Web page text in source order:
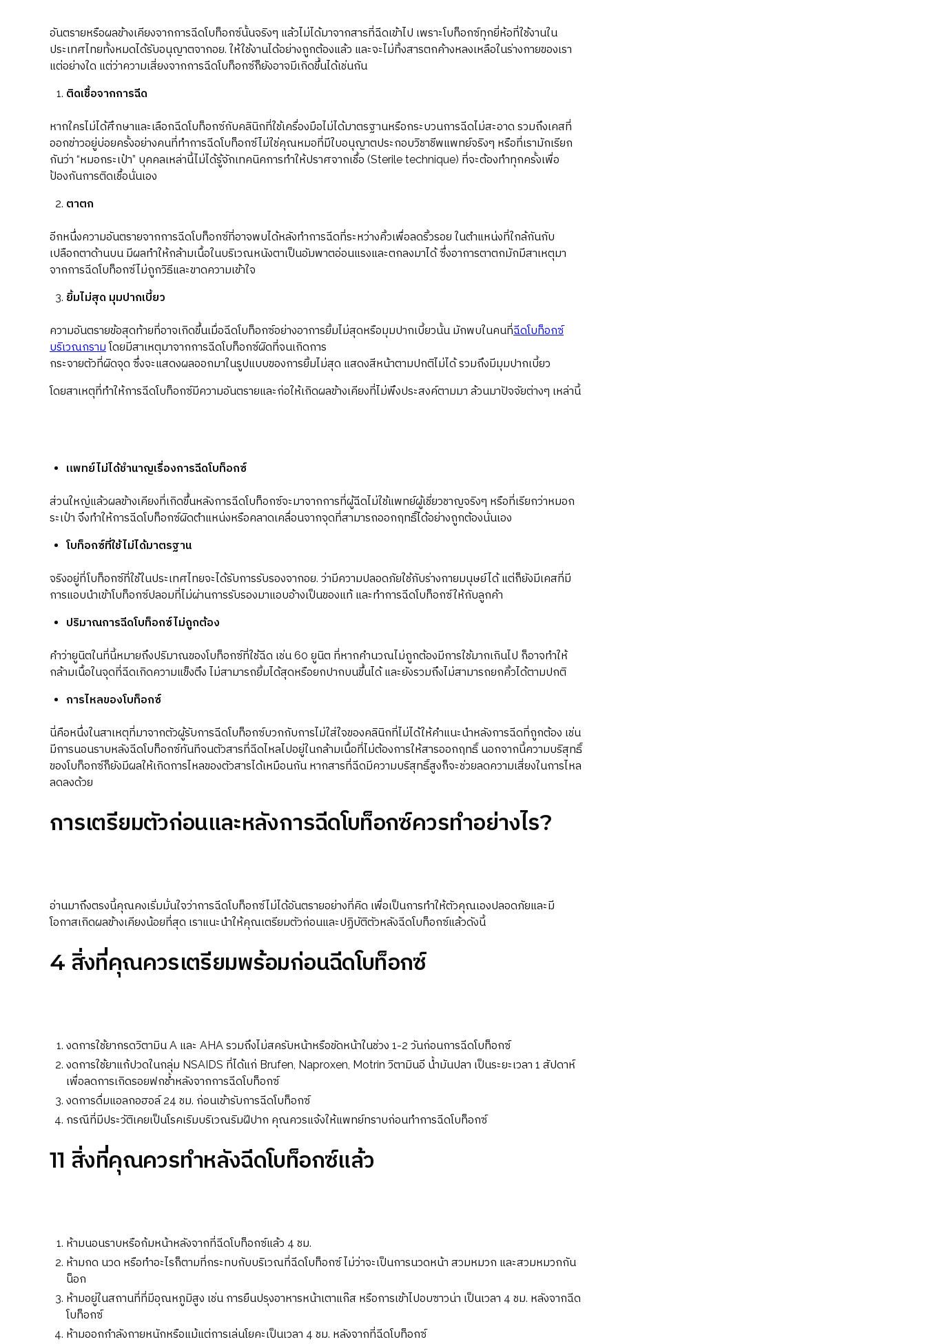
อันตรายหรือผลข้างเคียงจากการฉีดโบท็อกซ์นั้นจริงๆ แล้วไม่ได้มาจากสารที่ฉีดเข้าไป เพราะโบท็อกซ์ทุกยี่ห้อที่ใช้งานใน
ประเทศไทยทั้งหมดได้รับอนุญาตจากอย. ให้ใช้งานได้อย่างถูกต้องแล้ว และจะไม่ทิ้งสารตกค้างหลงเหลือในร่างกายของเรา
แต่อย่างใด แต่ว่าความเสี่ยงจากการฉีดโบท็อกซ์ก็ยังอาจมีเกิดขึ้นได้เช่นกัน
ติดเชื้อจากการฉีด
หากใครไม่ได้ศึกษาและเลือกฉีดโบท็อกซ์กับคลินิกที่ใช้เครื่องมือไม่ได้มาตรฐานหรือกระบวนการฉีดไม่สะอาด รวมถึงเคสที่
ออกข่าวอยู่บ่อยครั้งอย่างคนที่ทำการฉีดโบท็อกซ์ไม่ใช่คุณหมอที่มีใบอนุญาตประกอบวิชาชีพแพทย์จริงๆ หรือที่เรามักเรียก
กันว่า “หมอกระเป๋า” บุคคลเหล่านี้ไม่ได้รู้จักเทคนิคการทำให้ปราศจากเชื้อ (Sterile technique) ที่จะต้องทำทุกครั้งเพื่อ
ป้องกันการติดเชื้อนั่นเอง
ตาตก
อีกหนึ่งความอันตรายจากการฉีดโบท็อกซ์ที่อาจพบได้หลังทำการฉีดที่ระหว่างคิ้วเพื่อลดริ้วรอย ในตำแหน่งที่ใกล้กันกับ
เปลือกตาด้านบน มีผลทำให้กล้ามเนื้อในบริเวณหนังตาเป็นอัมพาตอ่อนแรงและตกลงมาได้ ซึ่งอาการตาตกมักมีสาเหตุมา
จากการฉีดโบท็อกซ์ไม่ถูกวิธีและขาดความเข้าใจ
ยิ้มไม่สุด มุมปากเบี้ยว
ความอันตรายข้อสุดท้ายที่อาจเกิดขึ้นเมื่อฉีดโบท็อกซ์อย่างอาการยิ้มไม่สุดหรือมุมปากเบี้ยวนั้น มักพบในคนที่ฉีดโบท็อกซ์
บริเวณกราม โดยมีสาเหตุมาจากการฉีดโบท็อกซ์ผิดที่จนเกิดการ
กระจายตัวที่ผิดจุด ซึ่งจะแสดงผลออกมาในรูปแบบของการยิ้มไม่สุด แสดงสีหน้าตามปกติไม่ได้ รวมถึงมีมุมปากเบี้ยว
โดยสาเหตุที่ทำให้การฉีดโบท็อกซ์มีความอันตรายและก่อให้เกิดผลข้างเคียงที่ไม่พึงประสงค์ตามมา ล้วนมาปัจจัยต่างๆ เหล่านี้
แพทย์ไม่ได้ชำนาญเรื่องการฉีดโบท็อกซ์
ส่วนใหญ่แล้วผลข้างเคียงที่เกิดขึ้นหลังการฉีดโบท็อกซ์จะมาจากการที่ผู้ฉีดไม่ใช้แพทย์ผู้เชี่ยวชาญจริงๆ หรือที่เรียกว่าหมอก
ระเป๋า จึงทำให้การฉีดโบท็อกซ์ผิดตำแหน่งหรือคลาดเคลื่อนจากจุดที่สามารถออกฤทธิ์ได้อย่างถูกต้องนั่นเอง
โบท็อกซ์ที่ใช้ไม่ได้มาตรฐาน
จริงอยู่ที่โบท็อกซ์ที่ใช้ในประเทศไทยจะได้รับการรับรองจากอย. ว่ามีความปลอดภัยใช้กับร่างกายมนุษย์ได้ แต่ก็ยังมีเคสที่มี
การแอบนำเข้าโบท็อกซ์ปลอมที่ไม่ผ่านการรับรองมาแอบอ้างเป็นของแท้ และทำการฉีดโบท็อกซ์ให้กับลูกค้า
ปริมาณการฉีดโบท็อกซ์ไม่ถูกต้อง
คำว่ายูนิตในที่นี้หมายถึงปริมาณของโบท็อกซ์ที่ใช้ฉีด เช่น 60 ยูนิต ที่หากคำนวณไม่ถูกต้องมีการใช้มากเกินไป ก็อาจทำให้
กล้ามเนื้อในจุดที่ฉีดเกิดความแข็งตึง ไม่สามารถยิ้มได้สุดหรือยกปากบนขึ้นได้ และยังรวมถึงไม่สามารถยกคิ้วได้ตามปกติ
การไหลของโบท็อกซ์
นี่คือหนึ่งในสาเหตุที่มาจากตัวผู้รับการฉีดโบท็อกซ์บวกกับการไม่ใส่ใจของคลินิกที่ไม่ได้ให้คำแนะนำหลังการฉีดที่ถูกต้อง เช่น
มีการนอนราบหลังฉีดโบท็อกซ์ทันทีจนตัวสารที่ฉีดไหลไปอยู่ในกล้ามเนื้อที่ไม่ต้องการให้สารออกฤทธิ์ นอกจากนี้ความบริสุทธิ์
ของโบท็อกซ์ก็ยังมีผลให้เกิดการไหลของตัวสารได้เหมือนกัน หากสารที่ฉีดมีความบริสุทธิ์สูงก็จะช่วยลดความเสี่ยงในการไหล
ลดลงด้วย
การเตรียมตัวก่อนและหลังการฉีดโบท็อกซ์ควรทำอย่างไร?
อ่านมาถึงตรงนี้คุณคงเริ่มมั่นใจว่าการฉีดโบท็อกซ์ไม่ได้อันตรายอย่างที่คิด เพื่อเป็นการทำให้ตัวคุณเองปลอดภัยและมี
โอกาสเกิดผลข้างเคียงน้อยที่สุด เราแนะนำให้คุณเตรียมตัวก่อนและปฏิบัติตัวหลังฉีดโบท็อกซ์แล้วดังนี้
4 สิ่งที่คุณควรเตรียมพร้อมก่อนฉีดโบท็อกซ์
งดการใช้ยากรดวิตามิน A และ AHA รวมถึงไม่สครับหน้าหรือขัดหน้าในช่วง 1-2 วันก่อนการฉีดโบท็อกซ์
งดการใช้ยาแก้ปวดในกลุ่ม NSAIDS ที่ได้แก่ Brufen, Naproxen, Motrin วิตามินอี น้ำมันปลา เป็นระยะเวลา 1 สัปดาห์
เพื่อลดการเกิดรอยฟกช้ำหลังจากการฉีดโบท็อกซ์
งดการดื่มแอลกอฮอล์ 24 ชม. ก่อนเข้ารับการฉีดโบท็อกซ์
กรณีที่มีประวัติเคยเป็นโรคเริมบริเวณริมฝีปาก คุณควรแจ้งให้แพทย์ทราบก่อนทำการฉีดโบท็อกซ์
11 สิ่งที่คุณควรทำหลังฉีดโบท็อกซ์แล้ว
ห้ามนอนราบหรือก้มหน้าหลังจากที่ฉีดโบท็อกซ์แล้ว 4 ชม.
ห้ามกด นวด หรือทำอะไรก็ตามที่กระทบกับบริเวณที่ฉีดโบท็อกซ์ ไม่ว่าจะเป็นการนวดหน้า สวมหมวก และสวมหมวกกัน
น็อก
ห้ามอยู่ในสถานที่ที่มีอุณหภูมิสูง เช่น การยืนปรุงอาหารหน้าเตาแก๊ส หรือการเข้าไปอบซาวน่า เป็นเวลา 4 ชม. หลังจากฉีด
โบท็อกซ์
ห้ามออกกำลังกายหนักหรือแม้แต่การเล่นโยคะเป็นเวลา 4 ชม. หลังจากที่ฉีดโบท็อกซ์